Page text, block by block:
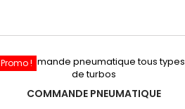
Promo !
COMMANDE PNEUMATIQUE